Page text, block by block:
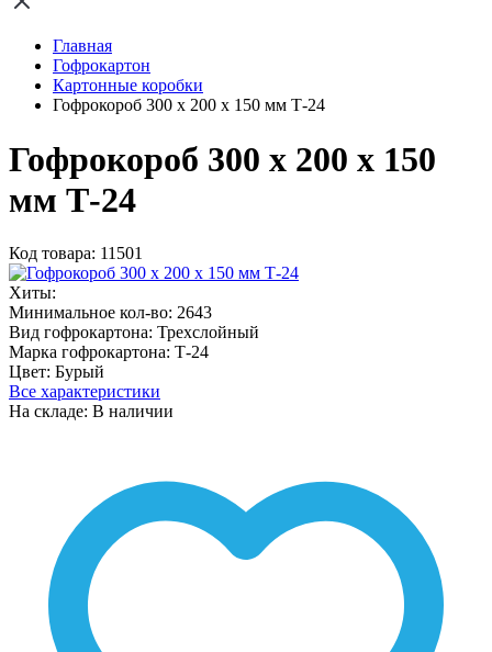
Главная
Гофрокартон
Картонные коробки
Гофрокороб 300 х 200 х 150 мм Т-24
Гофрокороб 300 х 200 х 150
мм Т-24
Код товара: 11501
Хиты:
Минимальное кол-во: 2643
Вид гофрокартона: Трехслойный
Марка гофрокартона: Т-24
Цвет: Бурый
Все характеристики
На складе: В наличии